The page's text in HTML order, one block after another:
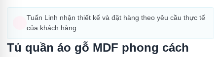
Tuấn Linh nhận thiết kế và đặt hàng theo yêu cầu thực tế
của khách hàng
Tủ quần áo gỗ MDF phong cách